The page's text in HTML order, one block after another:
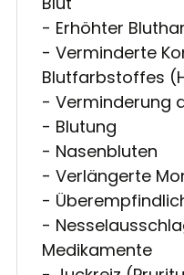
- Erhöhter
- Verminderte
Blutfarbstoffes
- Verminderung
- Blutung
- Nasenbluten
- Verlängerte
-
-
Medikamente